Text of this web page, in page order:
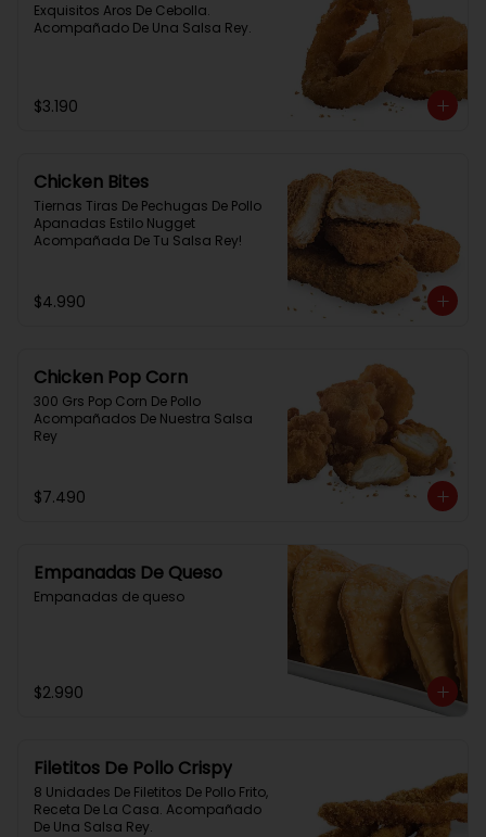
Exquisitos Aros De Cebolla.
Acompañado De Una Salsa Rey.
$3.190
Chicken Bites
Tiernas Tiras De Pechugas De Pollo
Apanadas Estilo Nugget
Acompañada De Tu Salsa Rey!
$4.990
Chicken Pop Corn
300 Grs Pop Corn De Pollo
Acompañados De Nuestra Salsa
Rey
$7.490
Empanadas De Queso
Empanadas de queso
$2.990
Filetitos De Pollo Crispy
8 Unidades De Filetitos De Pollo Frito,
Receta De La Casa. Acompañado
De Una Salsa Rey.